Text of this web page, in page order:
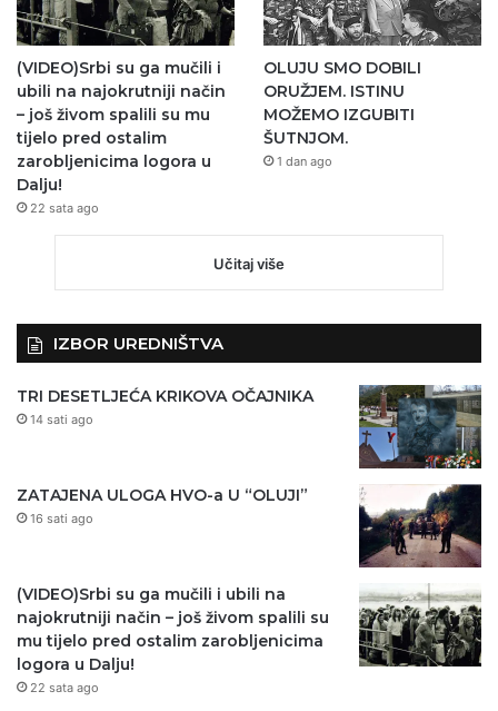
(VIDEO)Srbi su ga mučili i
ubili na najokrutniji način
– još živom spalili su mu
tijelo pred ostalim
zarobljenicima logora u
Dalju!
22 sata ago
OLUJU SMO DOBILI
ORUŽJEM. ISTINU
MOŽEMO IZGUBITI
ŠUTNJOM.
1 dan ago
Učitaj više
IZBOR UREDNIŠTVA
TRI DESETLJEĆA KRIKOVA OČAJNIKA
14 sati ago
ZATAJENA ULOGA HVO-a U “OLUJI”
16 sati ago
(VIDEO)Srbi su ga mučili i ubili na
najokrutniji način – još živom spalili su
mu tijelo pred ostalim zarobljenicima
logora u Dalju!
22 sata ago